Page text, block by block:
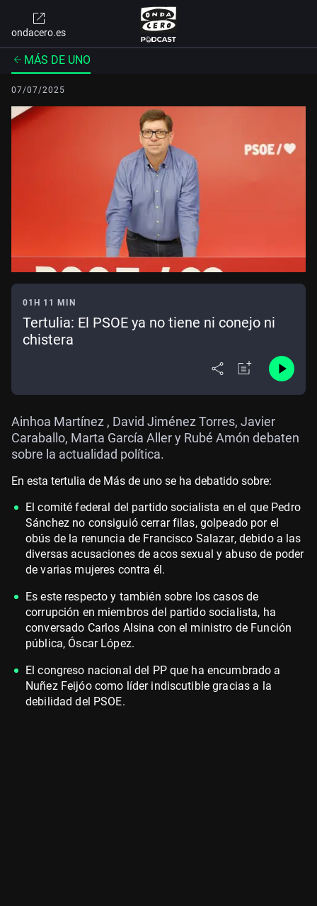
ondacero.es
MÁS DE UNO
07/07/2025
01H 11 MIN
Tertulia: El PSOE ya no tiene ni conejo ni
chistera
Ainhoa Martínez , David Jiménez Torres, Javier
Caraballo, Marta García Aller y Rubé Amón debaten
sobre la actualidad política.
En esta tertulia de Más de uno se ha debatido sobre:
El comité federal del partido socialista en el que Pedro
Sánchez no consiguió cerrar filas, golpeado por el
obús de la renuncia de Francisco Salazar, debido a las
diversas acusaciones de acos sexual y abuso de poder
de varias mujeres contra él.
Es este respecto y también sobre los casos de
corrupción en miembros del partido socialista, ha
conversado Carlos Alsina con el ministro de Función
pública, Óscar López.
El congreso nacional del PP que ha encumbrado a
Nuñez Feijóo como líder indiscutible gracias a la
debilidad del PSOE.